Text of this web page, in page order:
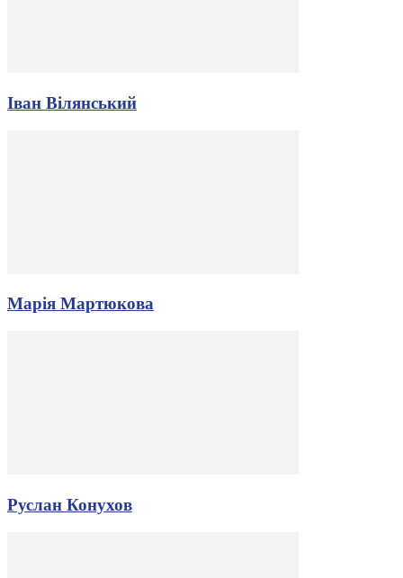
Іван Вілянський
Марія Мартюкова
Руслан Конухов